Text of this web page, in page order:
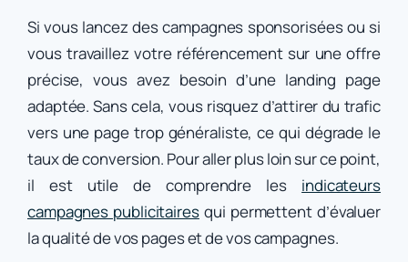
Si vous lancez des campagnes sponsorisées ou si
vous travaillez votre référencement sur une offre
précise, vous avez besoin d’une landing page
adaptée. Sans cela, vous risquez d’attirer du trafic
vers une page trop généraliste, ce qui dégrade le
taux de conversion. Pour aller plus loin sur ce point,
il est utile de comprendre les indicateurs
campagnes publicitairesqui permettent d’évaluer
la qualité de vos pages et de vos campagnes.